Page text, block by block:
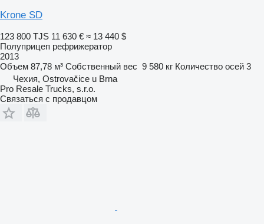
Krone SD
123 800 TJS 11 630 € ≈ 13 440 $
Полуприцеп рефрижератор
2013
Объем 87,78 м³ Собственный вес 9 580 кг Количество осей 3
Чехия, Ostrovačice u Brna
Pro Resale Trucks, s.r.o.
Связаться с продавцом